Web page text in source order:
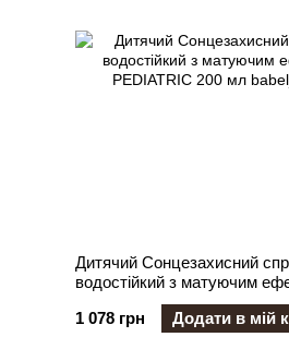
Дитячий Сонцезахисний
водостійкий з матуючим
PEDIATRIC 200 мл
1 078 грн
Додати в мій